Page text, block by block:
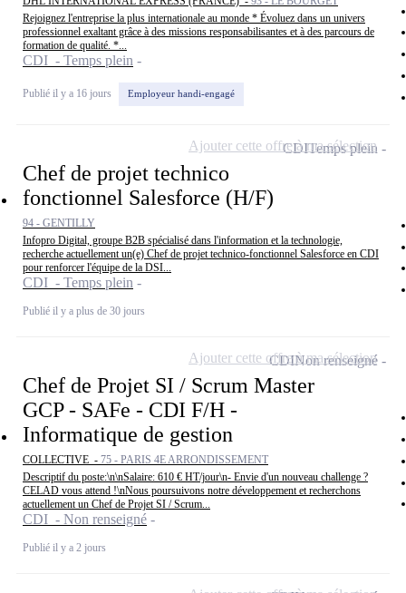
Rejoignez l'entreprise la plus internationale au monde * Évoluez dans un univers
professionnel exaltant grâce à des missions responsabilisantes et à des parcours de
formation de qualité. *...
CDI - Temps plein
Publié il y a 16 jours Employeur handi-engagé
Chef de projet technico
fonctionnel Salesforce (H/F)
94 - GENTILLY
Infopro Digital, groupe B2B spécialisé dans l'information et la technologie,
recherche actuellement un(e) Chef de projet technico-fonctionnel Salesforce en CDI
pour renforcer l'équipe de la DSI...
CDI - Temps plein
Publié il y a plus de 30 jours
CDITemps plein
Ajouter cette offre à ma sélection
Chef de Projet SI / Scrum Master
GCP - SAFe - CDI F/H -
Informatique de gestion
COLLECTIVE - 75 - PARIS 4E ARRONDISSEMENT
Descriptif du poste:\n\nSalaire: 610 € HT/jour\n- Envie d'un nouveau challenge ?
CELAD vous attend !\nNous poursuivons notre développement et recherchons
actuellement un Chef de Projet SI / Scrum...
CDI - Non renseigné
Publié il y a 2 jours
CDINon renseigné
Ajouter cette offre à ma sélection